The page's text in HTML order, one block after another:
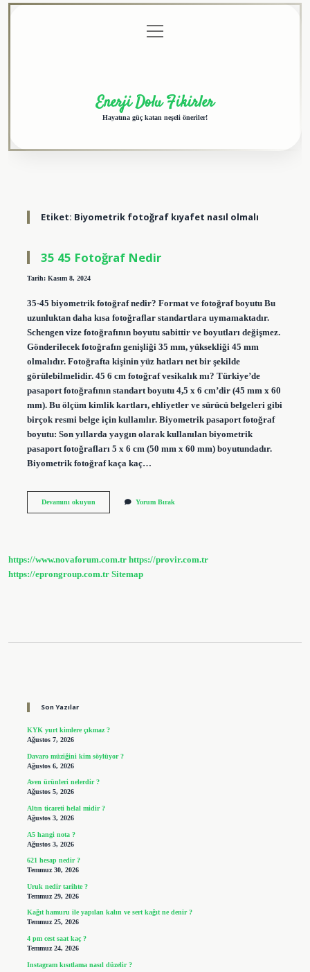
menüyü
aç
Enerji Dolu Fikirler
Hayatına güç katan neşeli öneriler!
Etiket: Biyometrik fotoğraf kıyafet nasıl olmalı
35 45 Fotoğraf Nedir
Tarih: Kasım 8, 2024
35-45 biyometrik fotoğraf nedir? Format ve fotoğraf boyutu Bu
uzunluktan daha kısa fotoğraflar standartlara uymamaktadır.
Schengen vize fotoğrafının boyutu sabittir ve boyutları değişmez.
Gönderilecek fotoğrafın genişliği 35 mm, yüksekliği 45 mm
olmalıdır. Fotoğrafta kişinin yüz hatları net bir şekilde
görülebilmelidir. 45 6 cm fotoğraf vesikalık mı? Türkiye’de
pasaport fotoğrafının standart boyutu 4,5 x 6 cm’dir (45 mm x 60
mm). Bu ölçüm kimlik kartları, ehliyetler ve sürücü belgeleri gibi
birçok resmi belge için kullanılır. Biyometrik pasaport fotoğraf
boyutu: Son yıllarda yaygın olarak kullanılan biyometrik
pasaport fotoğrafları 5 x 6 cm (50 mm x 60 mm) boyutundadır.
Biyometrik fotoğraf kaça kaç…
Devamını okuyun35
Yorum Bırak
https://www.novaforum.com.tr https://provir.com.tr
https://eprongroup.com.tr Sitemap
Son Yazılar
KYK yurt kimlere çıkmaz ?
Ağustos 7, 2026
Davaro müziğini kim söylüyor ?
Ağustos 6, 2026
Aven ürünleri nelerdir ?
Ağustos 5, 2026
Altın ticareti helal midir ?
Ağustos 3, 2026
A5 hangi nota ?
Ağustos 3, 2026
621 hesap nedir ?
Temmuz 30, 2026
Uruk nedir tarihte ?
Temmuz 29, 2026
Kağıt hamuru ile yapılan kalın ve sert kağıt ne denir ?
Temmuz 25, 2026
4 pm cest saat kaç ?
Temmuz 24, 2026
Instagram kısıtlama nasıl düzelir ?